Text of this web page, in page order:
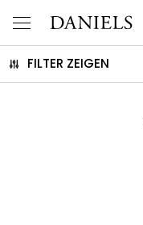
FILTER ZEIGEN